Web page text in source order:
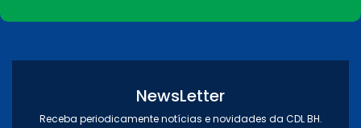
NewsLetter
Receba periodicamente notícias e novidades da CDL BH.